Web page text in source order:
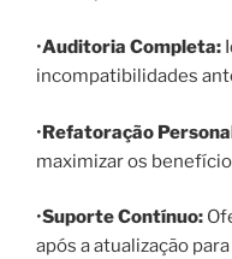
•Auditoria Completa:
incompatibilidades
•Refatoração
maximizar os
•Suporte Contínuo:
após a atualização